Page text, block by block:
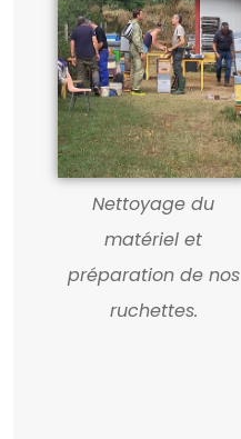
Nettoyage du
matériel et
préparation de nos
ruchettes.